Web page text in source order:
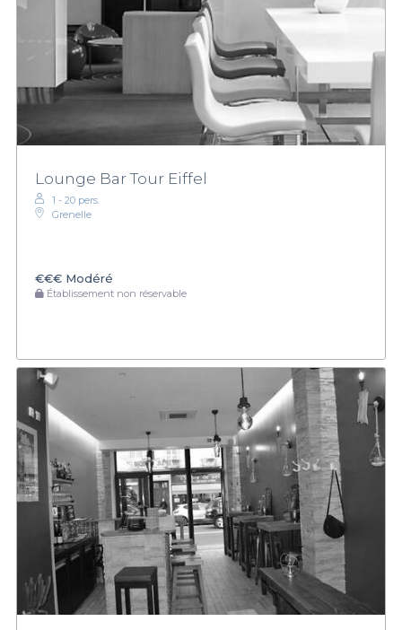
Lounge Bar Tour Eiffel
1 - 20 pers.
Grenelle
€€€ Modéré
Établissement non réservable